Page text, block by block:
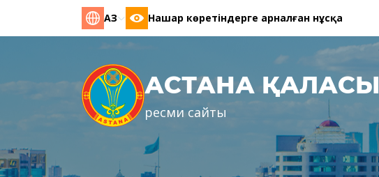
ҚАЗ Нашар көретіндерге арналған нұсқа
АСТАНА
ресми сайты